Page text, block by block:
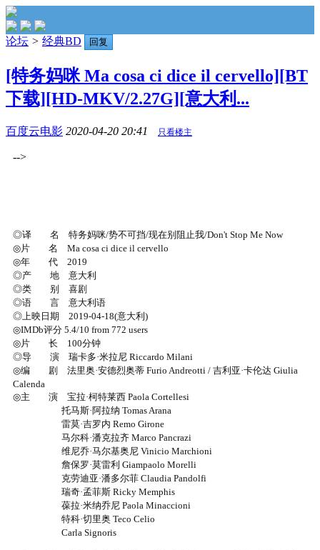
论坛 > 经典BD 回复
[特务妈咪 Ma cosa ci dice il cervello][BT
下载][HD-MKV/2.27G][意大利...
百度云电影 2020-04-20 20:41 只看楼主
-->
◎译 名 特务妈咪/势不可挡/现在别阻止我/Don't Stop Me Now
◎片 名 Ma cosa ci dice il cervello
◎年 代 2019
◎产 地 意大利
◎类 别 喜剧
◎语 言 意大利语
◎上映日期 2019-04-18(意大利)
◎IMDb评分 5.4/10 from 772 users
◎片 长 100分钟
◎导 演 瑞卡多·米拉尼 Riccardo Milani
◎编 剧 法里奥·安德烈奥蒂 Furio Andreotti / 吉利亚·卡伦达 Giulia
Calenda
◎主 演 宝拉·柯特莱西 Paola Cortellesi
托马斯·阿拉纳 Tomas Arana
雷莫·吉罗内 Remo Girone
马尔科·潘克拉齐 Marco Pancrazi
维尼乔·马尔基奥尼 Vinicio Marchioni
詹保罗·莫雷利 Giampaolo Morelli
克劳迪亚·潘多尔菲 Claudia Pandolfi
瑞奇·孟菲斯 Ricky Memphis
葆拉·米纳乔尼 Paola Minaccioni
特科·切里奥 Teco Celio
Carla Signoris